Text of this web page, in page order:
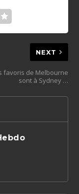
NEXT
favoris de Melbourne
sont à Sydney …